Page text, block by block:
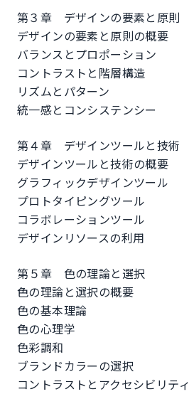
第３章 デザインの要素と原則
デザインの要素と原則の概要
バランスとプロポーション
コントラストと階層構造
リズムとパターン
統一感とコンシステンシー
第４章 デザインツールと技術
デザインツールと技術の概要
グラフィックデザインツール
プロトタイピングツール
コラボレーションツール
デザインリソースの利用
第５章 色の理論と選択
色の理論と選択の概要
色の基本理論
色の心理学
色彩調和
ブランドカラーの選択
コントラストとアクセシビリティ